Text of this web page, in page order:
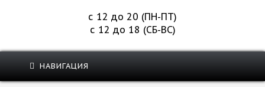
с 12 до 20 (ПН-ПТ)
с 12 до 18 (СБ-ВС)
НАВИГАЦИЯ